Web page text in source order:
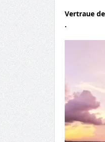
Vertraue
.